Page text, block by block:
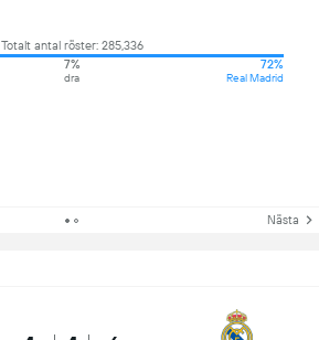
Totalt antal röster: 285,336
7%
dra
72%
Real Madrid
Nästa